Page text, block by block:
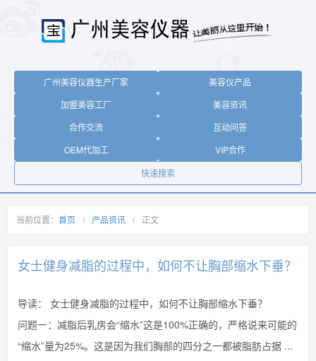
广州美容仪器生产厂家
美容仪产品
加盟美容工厂
美容资讯
合作交流
互动问答
OEM代加工
VIP合作
快速搜索
当前位置： 首页 / 产品资讯 / 正文
女士健身减脂的过程中，如何不让胸部缩水下垂？
导读：
女士健身减脂的过程中，如何不让胸部缩水下垂？
问题一：减脂后乳房会“缩水”这是100%正确的，严格说来可能的
“缩水”量为25%。这是因为我们胸部的四分之一都被脂肪占据 ...